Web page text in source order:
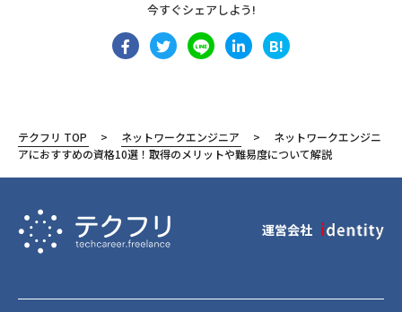
今すぐシェアしよう!
B!
テクフリ TOP ネットワークエンジニア
ネットワークエンジニ
アにおすすめの資格10選！取得のメリットや難易度について解説
運営会社